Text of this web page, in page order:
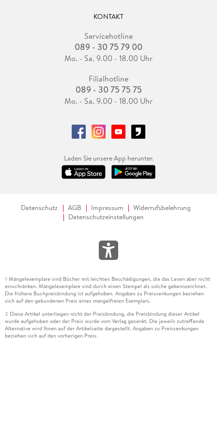
KONTAKT
Servicehotline
089 - 30 75 79 00
Mo. - Sa. 9.00 - 18.00 Uhr
Filialhotline
089 - 30 75 75 75
Mo. - Sa. 9.00 - 18.00 Uhr
Laden Sie unsere App herunter.
Datenschutz AGB Impressum
Widerrufsbelehrung
Datenschutzeinstellungen
1 Mängelexemplare sind Bücher mit leichten Beschädigungen, die das Lesen aber nicht
einschränken. Mängelexemplare sind durch einen Stempel als solche gekennzeichnet.
Die frühere Buchpreisbindung ist aufgehoben. Angaben zu Preissenkungen beziehen
sich auf den gebundenen Preis eines mangelfreien Exemplars.
2 Diese Artikel unterliegen nicht der Preisbindung, die Preisbindung dieser Artikel
wurde aufgehoben oder der Preis wurde vom Verlag gesenkt. Die jeweils zutreffende
Alternative wird Ihnen auf der Artikelseite dargestellt. Angaben zu Preissenkungen
beziehen sich auf den vorherigen Preis.